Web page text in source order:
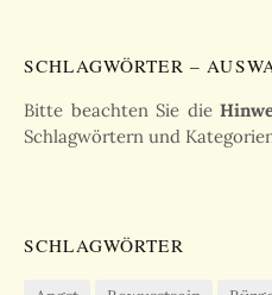
SCHLAGWÖRTER –
Bitte beachten Sie die
Schlagwörtern und
SCHLAGWÖRTER